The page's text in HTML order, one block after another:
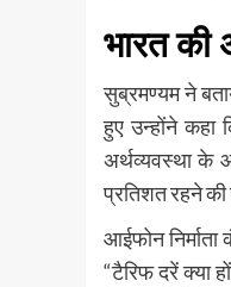
भारत की
सुब्रमण्यम ने
हुए उन्होंने कहा
अर्थव्यवस्था के
प्रतिशत रहने की
आईफोन
“टैरिफ दरें क्या